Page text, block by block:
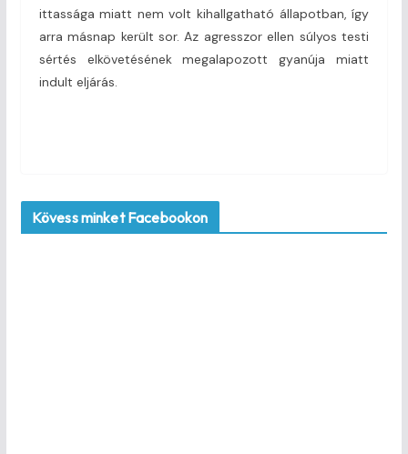
ittassága miatt nem volt kihallgatható állapotban, így
arra másnap került sor. Az agresszor ellen súlyos testi
sértés elkövetésének megalapozott gyanúja miatt
indult eljárás.
Kövess minket Facebookon